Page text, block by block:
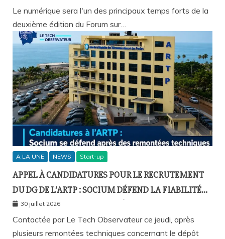
DAKAR
Le numérique sera l'un des principaux temps forts de la
deuxième édition du Forum sur…
A LA UNE NEWS Start-up
APPEL À CANDIDATURES POUR LE RECRUTEMENT
DU DG DE L’ARTP : SOCIUM DÉFEND LA FIABILITÉ
DE SA PLATEFORME MALGRÉ PLUSIEURS
REMONTÉES TECHNIQUES
30 juillet 2026
Contactée par Le Tech Observateur ce jeudi, après
plusieurs remontées techniques concernant le dépôt